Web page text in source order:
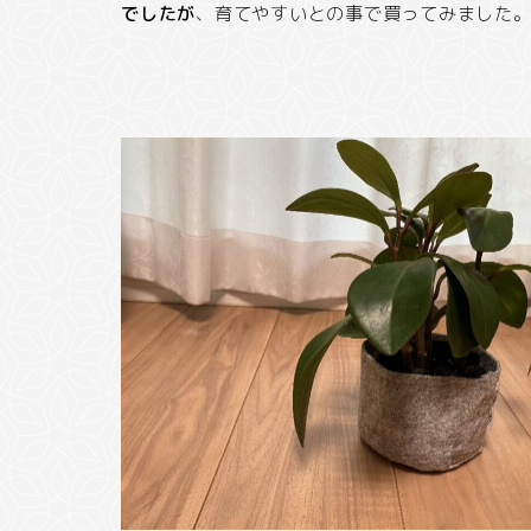
でしたが、育てやすいとの事で買ってみました。